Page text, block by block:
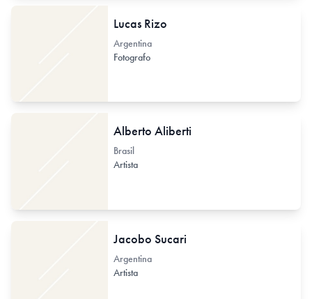
Lucas Rizo
Argentina
Fotografo
Alberto Aliberti
Brasil
Artista
Jacobo Sucari
Argentina
Artista